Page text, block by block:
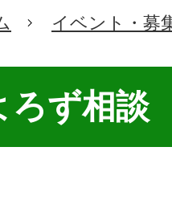
イベント・募
ろず相談